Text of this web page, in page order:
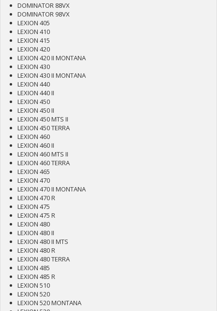
DOMINATOR 88VX
DOMINATOR 98VX
LEXION 405
LEXION 410
LEXION 415
LEXION 420
LEXION 420 II MONTANA
LEXION 430
LEXION 430 II MONTANA
LEXION 440
LEXION 440 II
LEXION 450
LEXION 450 II
LEXION 450 MTS II
LEXION 450 TERRA
LEXION 460
LEXION 460 II
LEXION 460 MTS II
LEXION 460 TERRA
LEXION 465
LEXION 470
LEXION 470 II MONTANA
LEXION 470 R
LEXION 475
LEXION 475 R
LEXION 480
LEXION 480 II
LEXION 480 II MTS
LEXION 480 R
LEXION 480 TERRA
LEXION 485
LEXION 485 R
LEXION 510
LEXION 520
LEXION 520 MONTANA